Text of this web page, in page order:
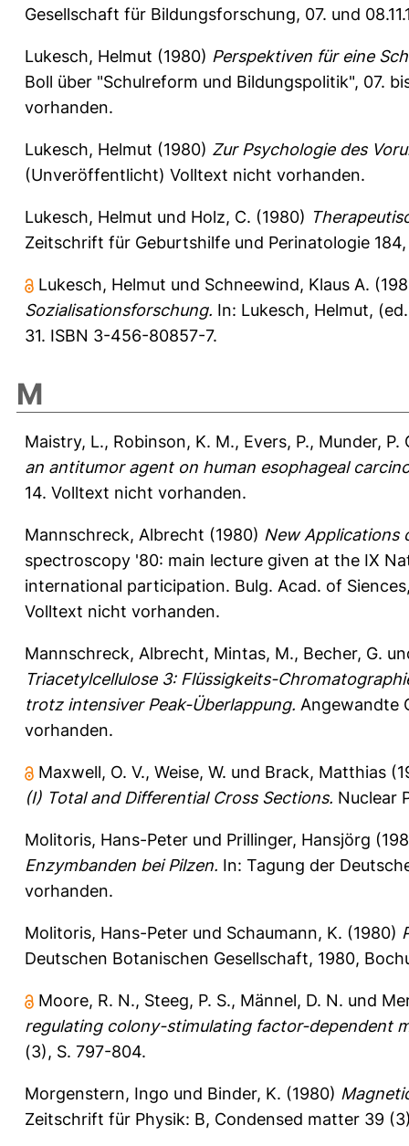
Gesellschaft für Bildungsforschung, 07. und
Lukesch, Helmut (1980) Perspektiven für eine
Boll über "Schulreform und Bildungspolitik", 07.
vorhanden.
Lukesch, Helmut (1980) Zur Psychologie des
(Unveröffentlicht) Volltext nicht vorhanden.
Lukesch, Helmut und Holz, C. (1980)
Zeitschrift für Geburtshilfe und Perinatologie
Lukesch, Helmut und Schneewind, Klaus A.
Sozialisationsforschung. In: Lukesch, Helmut,
31. ISBN 3-456-80857-7.
M
Maistry, L., Robinson, K. M., Evers, P., Munder, P.
an antitumor agent on human esophageal
14. Volltext nicht vorhanden.
Mannschreck, Albrecht (1980) New Applications
spectroscopy '80: main lecture given at the IX
international participation. Bulg. Acad. of
Volltext nicht vorhanden.
Mannschreck, Albrecht, Mintas, M., Becher, G.
Triacetylcellulose 3: Flüssigkeits-
trotz intensiver Peak-Überlappung. Angewandte
vorhanden.
Maxwell, O. V., Weise, W. und Brack, Matthias
(I) Total and Differential Cross Sections. Nuclear
Molitoris, Hans-Peter und Prillinger, Hansjörg
Enzymbanden bei Pilzen. In: Tagung der
vorhanden.
Molitoris, Hans-Peter und Schaumann, K. (1980)
Deutschen Botanischen Gesellschaft, 1980,
Moore, R. N., Steeg, P. S., Männel, D. N. und
regulating colony-stimulating factor-dependent
(3), S. 797-804.
Morgenstern, Ingo und Binder, K. (1980)
Zeitschrift für Physik: B, Condensed matter 39